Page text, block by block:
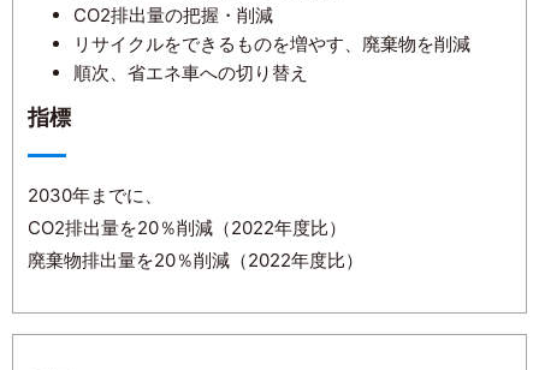
CO2排出量の把握・削減
リサイクルをできるものを増やす、廃棄物を削減
順次、省エネ車への切り替え
指標
2030年までに、
CO2排出量を20％削減（2022年度比）
廃棄物排出量を20％削減（2022年度比）